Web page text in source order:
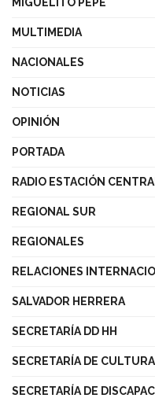
MULTIMEDIA
NACIONALES
NOTICIAS
OPINIÓN
PORTADA
RADIO ESTACIÓN
REGIONAL SUR
REGIONALES
RELACIONES
SALVADOR HERRERA
SECRETARÍA DD HH
SECRETARÍA DE CULTURA
SECRETARÍA DE